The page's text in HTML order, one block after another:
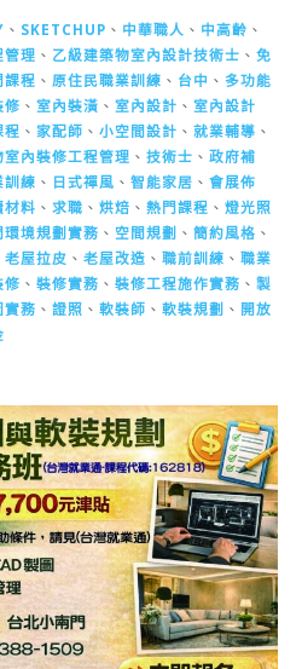
、 SKETCHUP 、 中華職人 、 中高齡 、
管理 、 乙級建築物室內設計技術士 、 免
課程 、 原住民職業訓練 、 台中 、 多功能
修 、 室內裝潢 、 室內設計 、 室內設計
程 、 家配師 、 小空間設計 、 就業輔導 、
室內裝修工程管理 、 技術士 、 政府補
訓練 、 日式禪風 、 智能家居 、 會展佈
材料 、 求職 、 烘焙 、 熱門課程 、 燈光照
環境規劃實務 、 空間規劃 、 簡約風格 、
老屋拉皮 、 老屋改造 、 職前訓練 、 職業
修 、 裝修實務 、 裝修工程施作實務 、 製
實務 、 證照 、 軟裝師 、 軟裝規劃 、 開放